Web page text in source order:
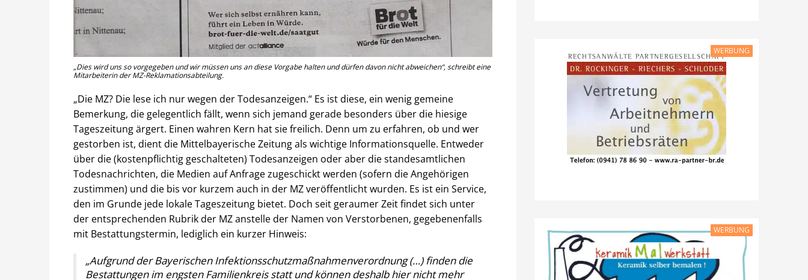
„Dies wird uns so vorgegeben und wir müssen uns an diese Vorgabe halten und dürfen davon nicht abweichen“, schreibt eine
Mitarbeiterin der MZ-Reklamationsabteilung.
„Die MZ? Die lese ich nur wegen der Todesanzeigen.“ Es ist diese, ein wenig gemeine
Bemerkung, die gelegentlich fällt, wenn sich jemand gerade besonders über die hiesige
Tageszeitung ärgert. Einen wahren Kern hat sie freilich. Denn um zu erfahren, ob und wer
gestorben ist, dient die Mittelbayerische Zeitung als wichtige Informationsquelle. Entweder
über die (kostenpflichtig geschalteten) Todesanzeigen oder aber die standesamtlichen
Todesnachrichten, die Medien auf Anfrage zugeschickt werden (sofern die Angehörigen
zustimmen) und die bis vor kurzem auch in der MZ veröffentlicht wurden. Es ist ein Service,
den im Grunde jede lokale Tageszeitung bietet. Doch seit geraumer Zeit findet sich unter
der entsprechenden Rubrik der MZ anstelle der Namen von Verstorbenen, gegebenenfalls
mit Bestattungstermin, lediglich ein kurzer Hinweis:
„Aufgrund der Bayerischen Infektionsschutzmaßnahmenverordnung (…) finden die
Bestattungen im engsten Familienkreis statt und können deshalb hier nicht mehr
WERBUNG
WERBUNG